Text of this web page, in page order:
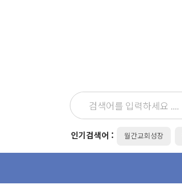
인기검색어 : 월간교회성장